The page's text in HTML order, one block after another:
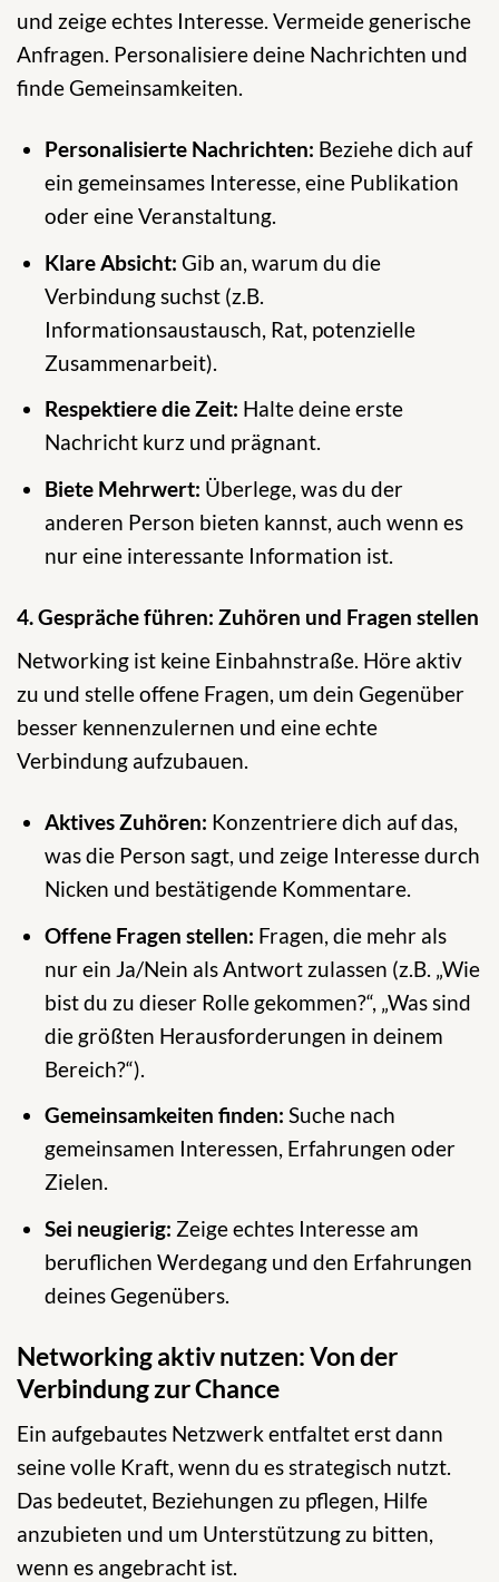
und zeige echtes Interesse. Vermeide generische
Anfragen. Personalisiere deine Nachrichten und
finde Gemeinsamkeiten.
Personalisierte Nachrichten: Beziehe dich auf
ein gemeinsames Interesse, eine Publikation
oder eine Veranstaltung.
Klare Absicht: Gib an, warum du die
Verbindung suchst (z.B.
Informationsaustausch, Rat, potenzielle
Zusammenarbeit).
Respektiere die Zeit: Halte deine erste
Nachricht kurz und prägnant.
Biete Mehrwert: Überlege, was du der
anderen Person bieten kannst, auch wenn es
nur eine interessante Information ist.
4. Gespräche führen: Zuhören und Fragen stellen
Networking ist keine Einbahnstraße. Höre aktiv
zu und stelle offene Fragen, um dein Gegenüber
besser kennenzulernen und eine echte
Verbindung aufzubauen.
Aktives Zuhören: Konzentriere dich auf das,
was die Person sagt, und zeige Interesse durch
Nicken und bestätigende Kommentare.
Offene Fragen stellen: Fragen, die mehr als
nur ein Ja/Nein als Antwort zulassen (z.B. „Wie
bist du zu dieser Rolle gekommen?“, „Was sind
die größten Herausforderungen in deinem
Bereich?“).
Gemeinsamkeiten finden: Suche nach
gemeinsamen Interessen, Erfahrungen oder
Zielen.
Sei neugierig: Zeige echtes Interesse am
beruflichen Werdegang und den Erfahrungen
deines Gegenübers.
Networking aktiv nutzen: Von der
Verbindung zur Chance
Ein aufgebautes Netzwerk entfaltet erst dann
seine volle Kraft, wenn du es strategisch nutzt.
Das bedeutet, Beziehungen zu pflegen, Hilfe
anzubieten und um Unterstützung zu bitten,
wenn es angebracht ist.